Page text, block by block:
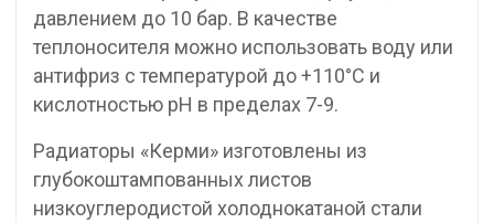
давлением до 10 бар. В качестве
теплоносителя можно использовать воду или
антифриз с температурой до +110°C и
кислотностью pH в пределах 7-9.
Радиаторы «Керми» изготовлены из
глубокоштампованных листов
низкоуглеродистой холоднокатаной стали